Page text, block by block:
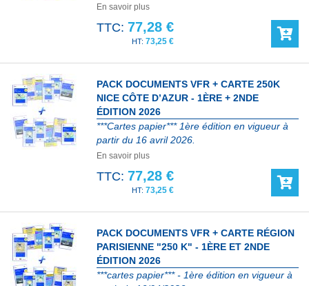
En savoir plus
TTC: 77,28 €
73,25 €
PACK DOCUMENTS VFR + CARTE 250K
NICE CÔTE D’AZUR - 1ÈRE + 2NDE
ÉDITION 2026
***Cartes papier*** 1ère édition en vigueur à
partir du 16 avril 2026.
En savoir plus
TTC: 77,28 €
73,25 €
PACK DOCUMENTS VFR + CARTE RÉGION
PARISIENNE "250 K" - 1ÈRE ET 2NDE
ÉDITION 2026
***cartes papier*** - 1ère édition en vigueur à